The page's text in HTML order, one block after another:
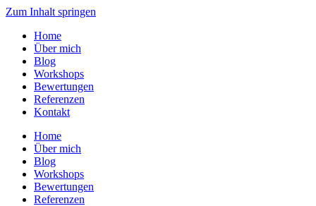
Zum Inhalt springen
Home
Über mich
Blog
Workshops
Bewertungen
Referenzen
Kontakt
Home
Über mich
Blog
Workshops
Bewertungen
Referenzen